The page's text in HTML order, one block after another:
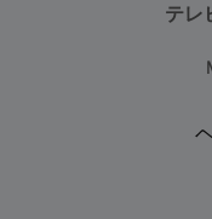
テレ